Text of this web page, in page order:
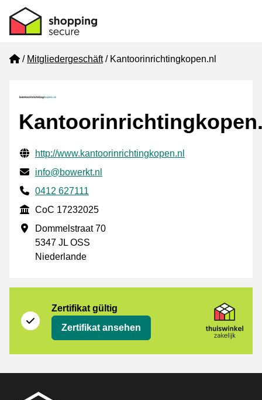
Home
Mitgliedergeschäft Kantoorinrichtingkopen.nl
Geprüfte Kontaktinformationen
Website URL
http://www.kantoorinrichtingkopen.nl
E-mail
info@bowerkt.nl
Phone number
0412 627111
CoC
CoC 17232025
Geschäftsadresse
Dommelstraat 70
5347 JL OSS
Niederlande
Zertifikat gültig
Zertifikat ansehen